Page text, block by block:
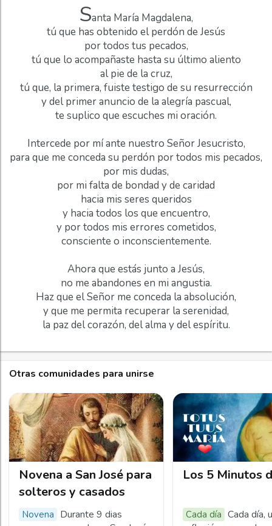
Santa María Magdalena,
tú que has obtenido el perdón de Jesús
por todos tus pecados,
tú que lo acompañaste hasta su último aliento
al pie de la cruz,
tú que, la primera, fuiste testigo de su resurrección
y del primer anuncio de la alegría pascual,
te suplico que escuches mi oración.
Intercede por mí ante nuestro Señor Jesucristo,
para que me conceda su perdón por todos mis pecados,
por mis dudas,
por mi falta de bondad y de caridad
hacia mis seres queridos
y hacia todos los que encuentro,
y por todos mis errores cometidos,
consciente o inconscientemente.
Ahora que estás junto a Jesús,
no me abandones en mi angustia.
Haz que el Señor me conceda la absolución,
y que me permita recuperar la serenidad,
la paz del corazón, del alma y del espíritu.
Otras comunidades para unirse
Novena a San José para
solteros y casados
Novena Durante 9 dias
Los 5 Minutos
Cada día Cada día,